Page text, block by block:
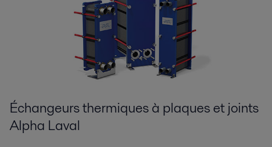
Échangeurs thermiques à plaques et joints
Alpha Laval